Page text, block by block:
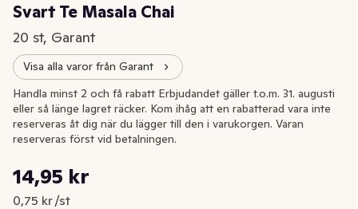
Svart Te Masala Chai
20 st, Garant
Visa alla varor från Garant
Nuvarande pris är: 14,95 kr
14,95 kr
0,75 kr /st
Styckpris: 0,75 kr /st
Handla minst 2 och få rabatt Erbjudandet gäller t.o.m. 31. augusti
eller så länge lagret räcker. Kom ihåg att en rabatterad vara inte
reserveras åt dig när du lägger till den i varukorgen. Varan
reserveras först vid betalningen.